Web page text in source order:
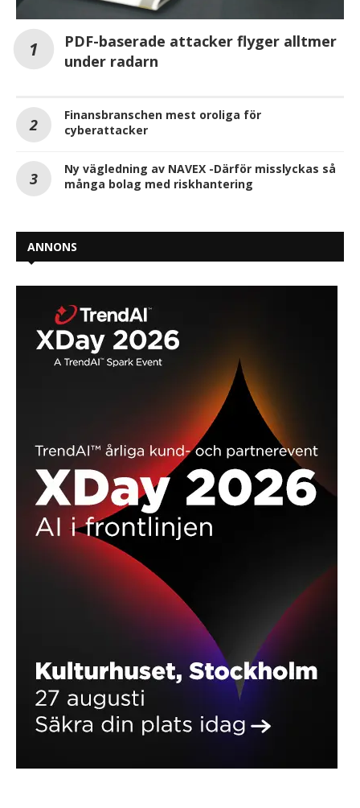
PDF-baserade attacker flyger alltmer
under radarn
Finansbranschen mest oroliga för
cyberattacker
Ny vägledning av NAVEX -Därför misslyckas så
många bolag med riskhantering
ANNONS